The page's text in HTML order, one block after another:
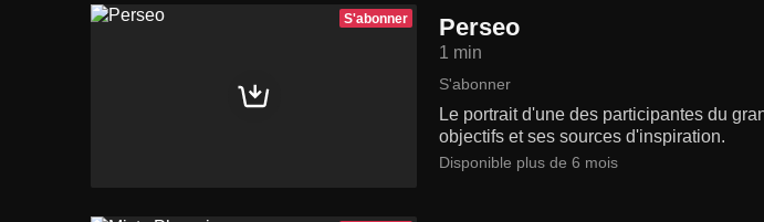
S'abonner Perseo
1 min
S'abonner
Le portrait d'une des participantes du
objectifs et ses sources d'inspiration.
Disponible plus de 6 mois